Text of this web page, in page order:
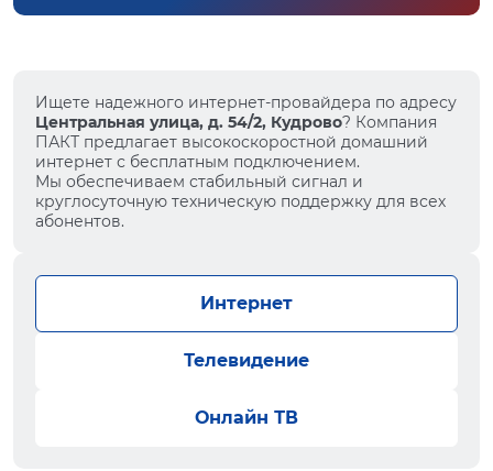
Ищете надежного интернет-провайдера по адресу
Центральная улица, д. 54/2, Кудрово? Компания
ПАКТ предлагает высокоскоростной домашний
интернет с бесплатным подключением.
Мы обеспечиваем стабильный сигнал и
круглосуточную техническую поддержку для всех
абонентов.
Интернет
Телевидение
Онлайн ТВ